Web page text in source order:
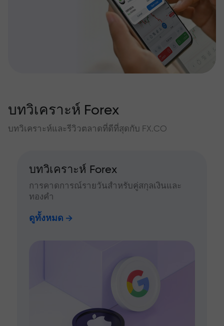
บทวิเคราะห์ Forex
บทวิเคราะห์และรีวิวตลาดที่ดีที่สุดกับ FX.CO
บทวิเคราะห์ Forex
การคาดการณ์รายวันสำหรับคู่สกุลเงินและ
ทองคำ
ดูทั้งหมด